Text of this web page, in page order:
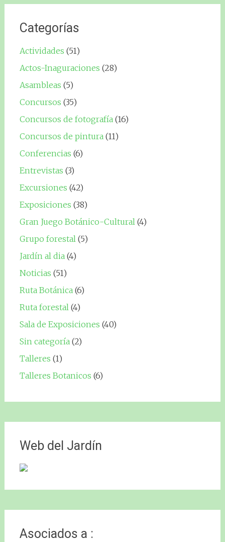
Categorías
Actividades (51)
Actos-Inaguraciones (28)
Asambleas (5)
Concursos (35)
Concursos de fotografía (16)
Concursos de pintura (11)
Conferencias (6)
Entrevistas (3)
Excursiones (42)
Exposiciones (38)
Gran Juego Botánico-Cultural (4)
Grupo forestal (5)
Jardín al dia (4)
Noticias (51)
Ruta Botánica (6)
Ruta forestal (4)
Sala de Exposiciones (40)
Sin categoría (2)
Talleres (1)
Talleres Botanicos (6)
Web del Jardín
Asociados a :